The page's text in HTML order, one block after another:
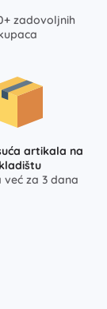
zadovoljnih
artikala na
već za 3 dana